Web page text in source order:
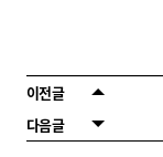
이전글
다음글